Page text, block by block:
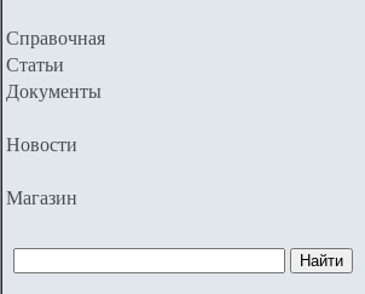
Справочная
Статьи
Документы
Новости
Магазин